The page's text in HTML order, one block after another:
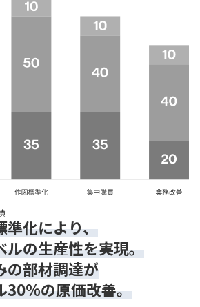
準化により、
ルの生産性を実現。
の部材調達が
30%の原価改善。